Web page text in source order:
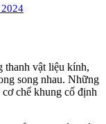
thanh vật liệu kính,
song nhau. Những
chế khung cố định